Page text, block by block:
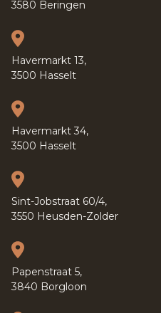
3580 Beringen
Havermarkt 13,
3500 Hasselt
Havermarkt 34,
3500 Hasselt
Sint-Jobstraat 60/4,
3550 Heusden-Zolder
Papenstraat 5,
3840 Borgloon